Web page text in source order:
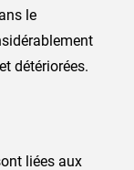
le
détériorées.
liées aux